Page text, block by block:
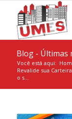
Blog - Últimas
Você está aqui:
Revalide sua
o s...